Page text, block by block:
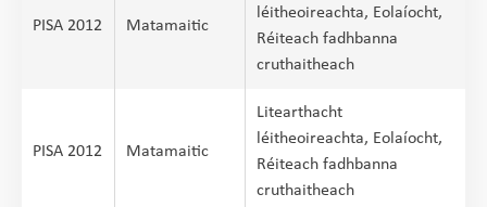
PISA 2012 Matamaitic
léitheoireachta, Eolaíocht,
Réiteach fadhbanna
cruthaitheach
PISA 2012 Matamaitic
Litearthacht
léitheoireachta, Eolaíocht,
Réiteach fadhbanna
cruthaitheach